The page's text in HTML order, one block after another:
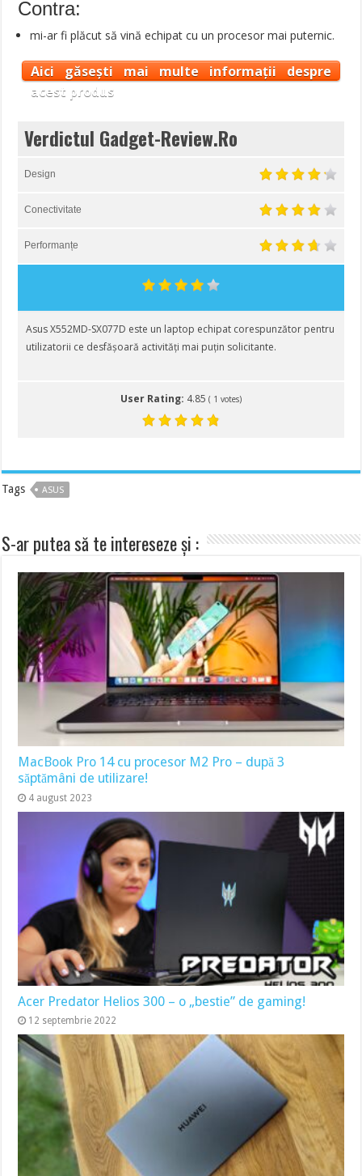
Contra:
mi-ar fi plăcut să vină echipat cu un procesor mai puternic.
Aici găsești mai multe informații despre
acest produs
Verdictul Gadget-Review.Ro
Design
Conectivitate
Performanțe
Asus X552MD-SX077D este un laptop echipat corespunzător pentru
utilizatorii ce desfășoară activități mai puțin solicitante.
User Rating: 4.85 ( 1 votes)
Tags ASUS
S-ar putea să te intereseze și :
MacBook Pro 14 cu procesor M2 Pro – după 3
săptămâni de utilizare!
4 august 2023
Acer Predator Helios 300 – o „bestie” de gaming!
12 septembrie 2022